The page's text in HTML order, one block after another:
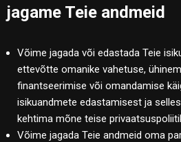
jagame Teie andmeid
Võime jagada või edastada Teie
ettevõtte omanike vahetuse,
finantseerimise või omandamise
isikuandmete edastamisest ja
kehtima mõne teise
Võime jagada Teie andmeid oma